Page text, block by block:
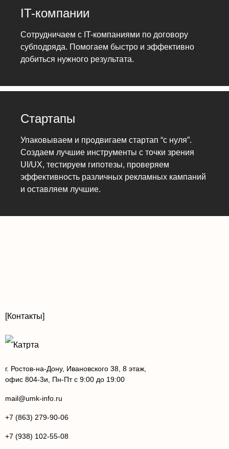
IT-компании
Сотрудничаем с IT-компаниями по договору
субподряда. Помогаем быстро и эффективно
добиться нужного результата.
Стартапы
Упаковываем и продвигаем стартап “с нуля”.
Создаем лучшие инструменты с точки зрения
UI/UX, тестируем гипотезы, проверяем
эффективность различных рекламных кампаний
и оставляем лучшие.
[Контакты]
г. Ростов-на-Дону, Ивановского 38, 8 этаж,
офис 804-3и, Пн-Пт с 9:00 до 19:00
mail@umk-info.ru
+7 (863) 279-90-06
+7 (938) 102-55-08